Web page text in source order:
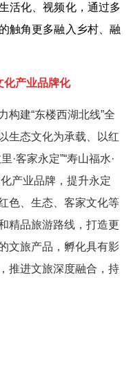
活化、视频化，通过多
触角更多融入乡村、融
化产业品牌化
构建“东楼西湖北线”全
生态文化为承载、以红
·客家永定”“寿山福水·
产业品牌，提升永定
色、生态、客家文化等
精品旅游路线，打造更
文旅产品，孵化具有影
推进文旅深度融合，持